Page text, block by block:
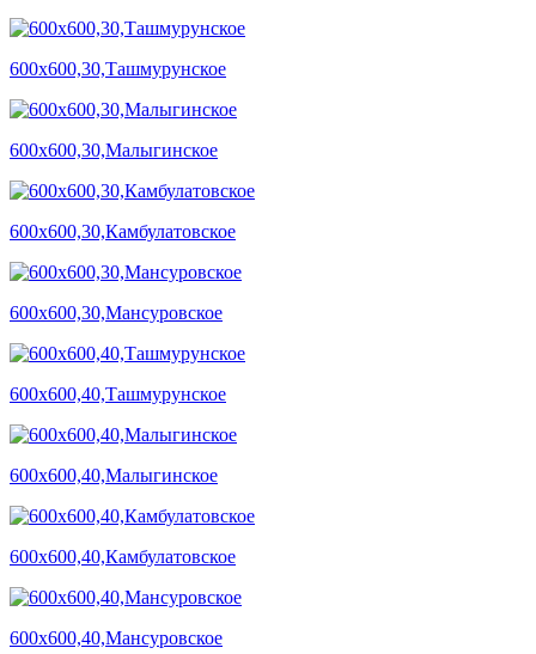
600х600,30,Ташмурунское
600х600,30,Малыгинское
600х600,30,Камбулатовское
600х600,30,Мансуровское
600х600,40,Ташмурунское
600х600,40,Малыгинское
600х600,40,Камбулатовское
600х600,40,Мансуровское